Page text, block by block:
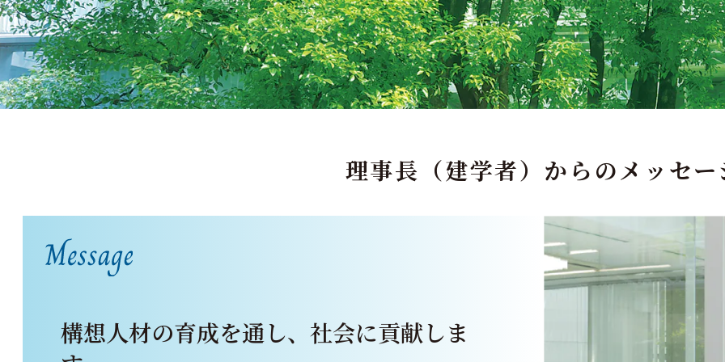
理事長（建学者）からの メッセー
構想人材の育成を通し、 社会に貢献しま